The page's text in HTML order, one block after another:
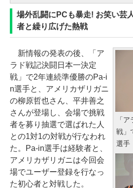
場外乱闘にPCも暴走! お笑い芸
者と繰り広げた熱戦
「
戦」
選手
新情報の発表の後、「ア
ラド戦記決闘日本一決定
戦」で2年連続準優勝のPa-i
n選手と、アメリカザリガニ
の柳原哲也さん、平井善之
さんが登場し、会場で挑戦
者を募り抽選で選ばれた人
との1対1の対戦が行なわれ
た。Pa-in選手は経験者と、
アメリカザリガニは今回会
場でユーザー登録を行なっ
た初心者と対戦した。